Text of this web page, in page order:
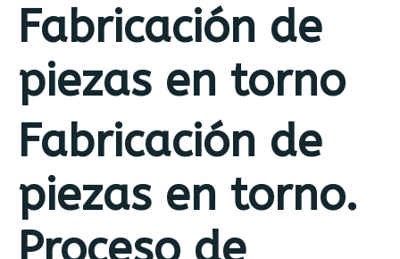
Fabricación de
piezas en torno
Fabricación de
piezas en torno.